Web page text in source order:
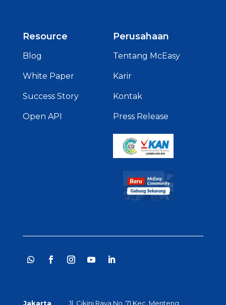
Resource
Blog
White Paper
Success Story
Open API
Perusahaan
Tentang McEasy
Karir
Kontak
Press Release
Jakarta Jl. Cikini Raya No. 71 Kec, Menteng,